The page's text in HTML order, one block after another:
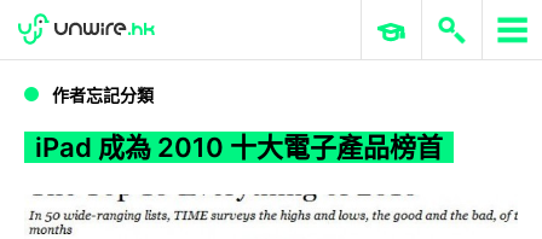
iPad 成為 2010 十大電子產品榜首
WWDC 2026 ERP 與商業 AI
作者忘記分類
iPad 成為 2010 十大電子產品榜首